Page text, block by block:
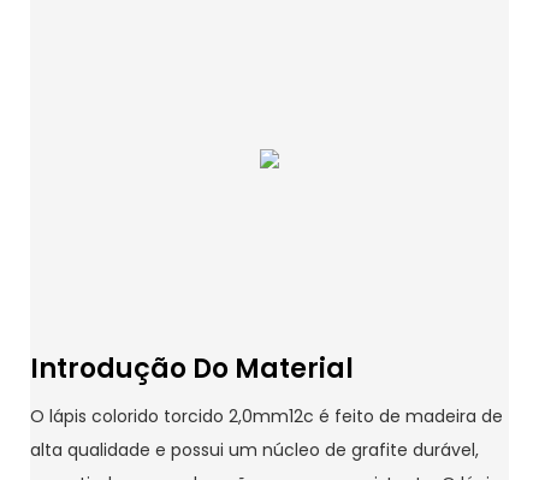
Introdução Do Material
O lápis colorido torcido 2,0mm12c é feito de madeira de
alta qualidade e possui um núcleo de grafite durável,